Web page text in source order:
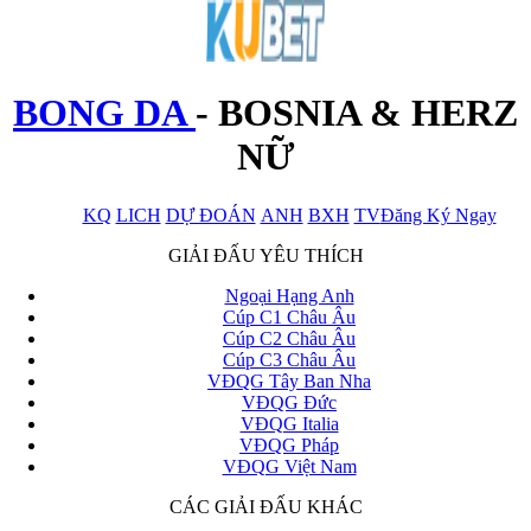
BONG DA- BOSNIA & HERZ
NỮ
KQ LICH DỰ ĐOÁN ANH BXH TVĐăng Ký Ngay
x
GIẢI ĐẤU YÊU THÍCH
Ngoại Hạng Anh
Cúp C1 Châu Âu
Cúp C2 Châu Âu
Cúp C3 Châu Âu
VĐQG Tây Ban Nha
VĐQG Đức
VĐQG Italia
VĐQG Pháp
VĐQG Việt Nam
CÁC GIẢI ĐẤU KHÁC